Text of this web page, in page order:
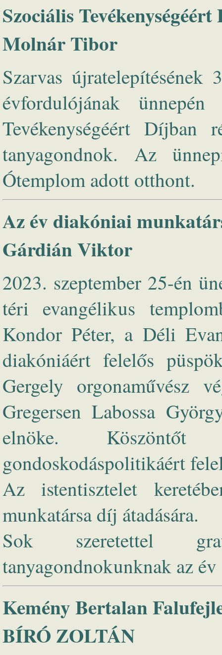
Szociális
Molnár Tibor
Szarvas újratelepítésének
évfordulójának
Tevékenységéért Díjban
tanyagondnok. Az
Ótemplom adott otthont.
Az év diakóniai
Gárdián Viktor
2023. szeptember 25-én
téri evangélikus
Kondor Péter, a Déli
diakóniáért felelős
Gergely orgonaművész
Gregersen Labossa
elnöke.
gondoskodáspolitikáért
Az istentisztelet
munkatársa díj átadására.
Sok szeretettel
tanyagondnokunknak az
Kemény Bertalan
BÍRÓ ZOLTÁN